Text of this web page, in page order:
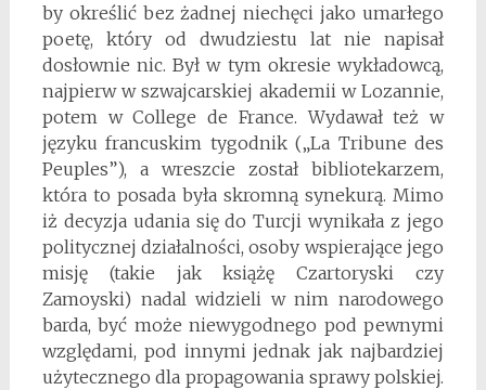
by określić bez żadnej niechęci jako umarłego
poetę, który od dwudziestu lat nie napisał
dosłownie nic. Był w tym okresie wykładowcą,
najpierw w szwajcarskiej akademii w Lozannie,
potem w College de France. Wydawał też w
języku francuskim tygodnik („La Tribune des
Peuples”), a wreszcie został bibliotekarzem,
która to posada była skromną synekurą. Mimo
iż decyzja udania się do Turcji wynikała z jego
politycznej działalności, osoby wspierające jego
misję (takie jak książę Czartoryski czy
Zamoyski) nadal widzieli w nim narodowego
barda, być może niewygodnego pod pewnymi
względami, pod innymi jednak jak najbardziej
użytecznego dla propagowania sprawy polskiej.